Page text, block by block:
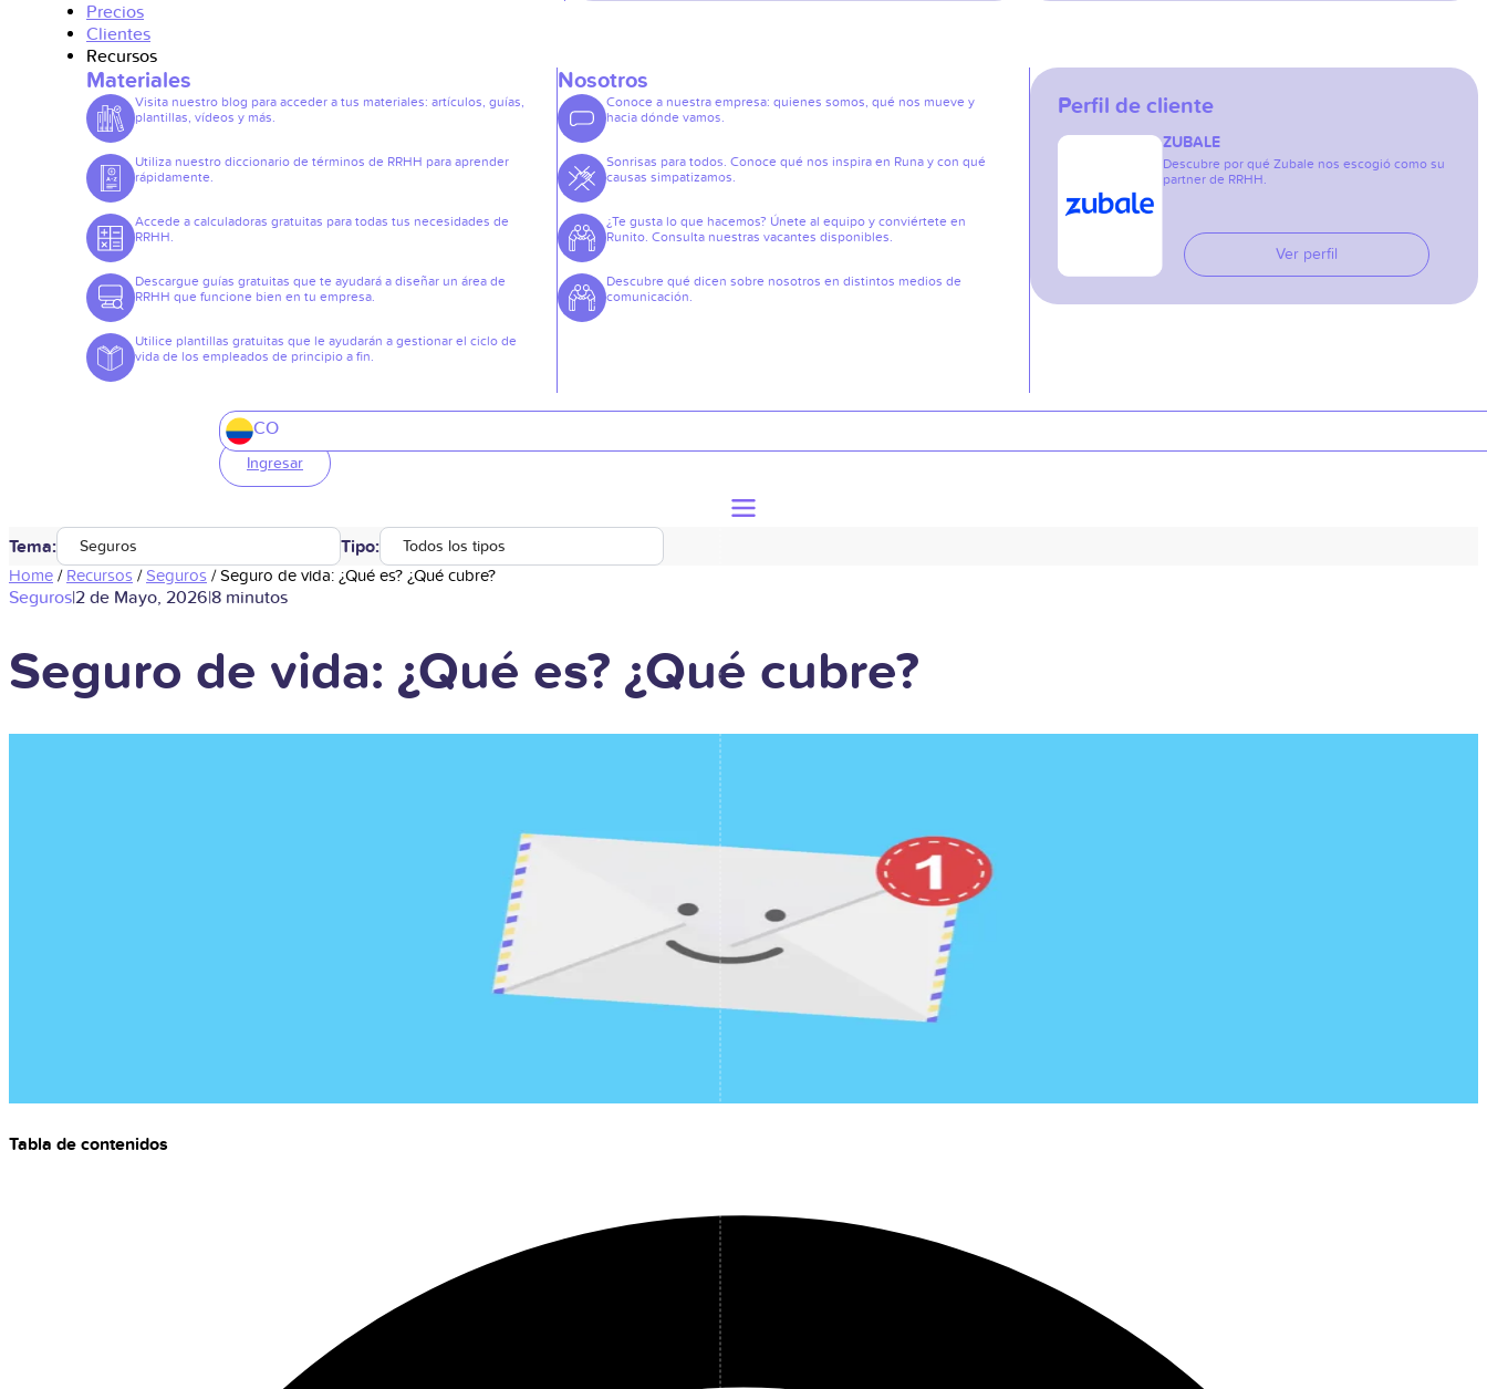
Precios
Clientes
Recursos
Materiales
Visita nuestro blog para acceder a tus materiales: artículos, guías,
plantillas, vídeos y más.
Utiliza nuestro diccionario de términos de RRHH para aprender
rápidamente.
Accede a calculadoras gratuitas para todas tus necesidades de
RRHH.
Descargue guías gratuitas que te ayudará a diseñar un área de
RRHH que funcione bien en tu empresa.
Utilice plantillas gratuitas que le ayudarán a gestionar el ciclo de
vida de los empleados de principio a fin.
Nosotros
Conoce a nuestra empresa: quienes somos, qué nos mueve y
hacia dónde vamos.
Sonrisas para todos. Conoce qué nos inspira en Runa y con qué
causas simpatizamos.
¿Te gusta lo que hacemos? Únete al equipo y conviértete en
Runito. Consulta nuestras vacantes disponibles.
Descubre qué dicen sobre nosotros en distintos medios de
comunicación.
Perfil de cliente
ZUBALE
Descubre por qué Zubale nos escogió como su
partner de RRHH.
Ver perfil
CO
Ingresar
Tema: Seguros Tipo: Todos los tipos
Home / Recursos /Seguros /Seguro de vida: ¿Qué es? ¿Qué cubre?
Seguros|2 de Mayo, 2026|8 minutos
Seguro de vida: ¿Qué es? ¿Qué cubre?
Tabla de contenidos